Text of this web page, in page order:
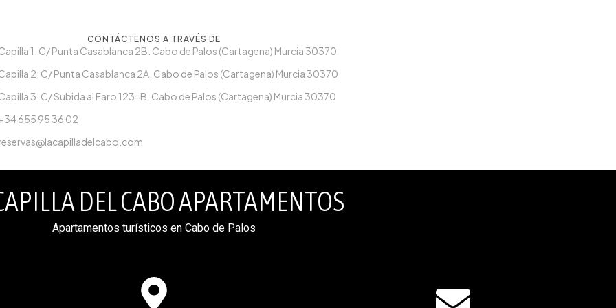
CONTÁCTENOS A TRAVÉS DE
1: C/ Punta Casablanca 2B. Cabo de Palos (Cartagena) Murcia 30370
2: C/ Punta Casablanca 2A. Cabo de Palos (Cartagena) Murcia 30370
3: C/ Subida al Faro 123-B. Cabo de Palos (Cartagena) Murcia 30370
655 95 36 02
DEL CABO APARTAMENTOS
Apartamentos turísticos en Cabo de Palos